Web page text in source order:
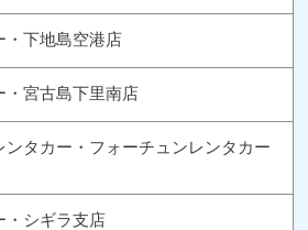
・下地島空港店
・宮古島下里南店
ンタカー・フォーチュンレンタカー
・シギラ支店